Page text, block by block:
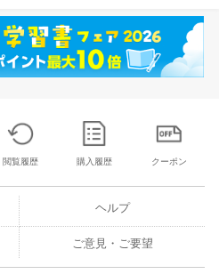
閲覧履歴 購入履歴 クーポン
ヘルプ
ご意見・ご要望